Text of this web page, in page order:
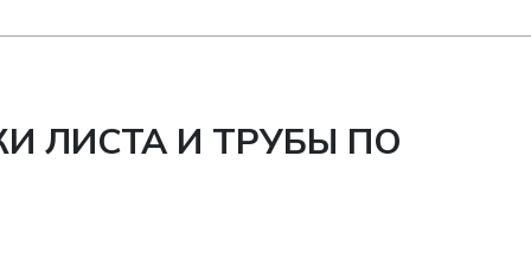
ЛИСТА И ТРУБЫ ПО